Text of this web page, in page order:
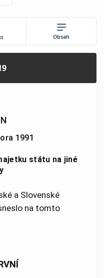
Obsah
1991
státu na jiné
a Slovenské
na tomto